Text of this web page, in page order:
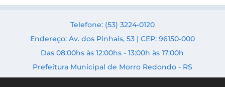
smo
Secr
etári
a:
Telefone: (53) 3224-0120
Endereço: Av. dos Pinhais, 53 | CEP: 96150-000
Das 08:00hs às 12:00hs - 13:00h às 17:00h
Prefeitura Municipal de Morro Redondo - RS